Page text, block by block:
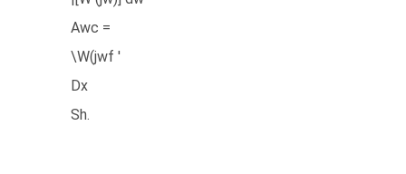
Awc =
\W(jwf '
Dx
Sh.